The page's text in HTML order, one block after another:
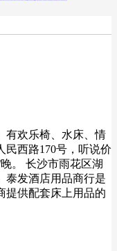
有欢乐椅、水床、情
民西路170号，听说价
。 长沙市雨花区湖
泰发酒店用品商行是
提供配套床上用品的